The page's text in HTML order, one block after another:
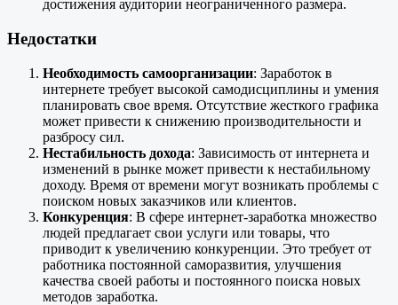
достижения аудитории неограниченного размера.
Недостатки
Необходимость самоорганизации: Заработок в
интернете требует высокой самодисциплины и умения
планировать свое время. Отсутствие жесткого графика
может привести к снижению производительности и
разбросу сил.
Нестабильность дохода: Зависимость от интернета и
изменений в рынке может привести к нестабильному
доходу. Время от времени могут возникать проблемы с
поиском новых заказчиков или клиентов.
Конкуренция: В сфере интернет-заработка множество
людей предлагает свои услуги или товары, что
приводит к увеличению конкуренции. Это требует от
работника постоянной саморазвития, улучшения
качества своей работы и постоянного поиска новых
методов заработка.